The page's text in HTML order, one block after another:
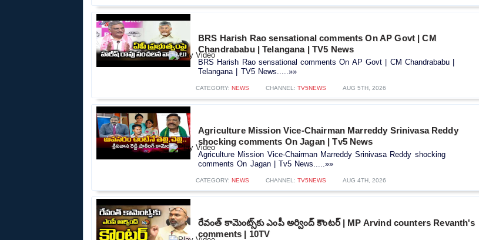
BRS Harish Rao sensational comments On AP Govt | CM
Chandrababu | Telangana | TV5 News
BRS Harish Rao sensational comments On AP Govt | CM Chandrababu |
Telangana | TV5 News.....»»
CATEGORY: NEWS CHANNEL: TV5NEWS AUG 5TH, 2026
Agriculture Mission Vice-Chairman Marreddy Srinivasa Reddy
shocking comments On Jagan | Tv5 News
Agriculture Mission Vice-Chairman Marreddy Srinivasa Reddy shocking
comments On Jagan | Tv5 News.....»»
CATEGORY: NEWS CHANNEL: TV5NEWS AUG 4TH, 2026
రేవంత్ కామెంట్స్‌కు ఎంపీ అర్వింద్ కౌంటర్ | MP Arvind counters Revanth's
comments | 10TV